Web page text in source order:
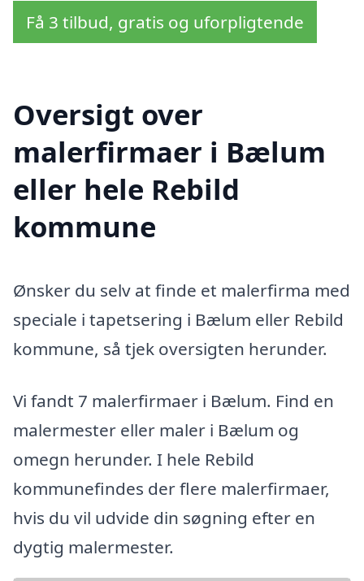
Få 3 tilbud, gratis og uforpligtende
Oversigt over
malerfirmaer i Bælum
eller hele Rebild
kommune
Ønsker du selv at finde et malerfirma med
speciale i tapetsering i Bælum eller Rebild
kommune, så tjek oversigten herunder.
Vi fandt 7 malerfirmaer i Bælum. Find en
malermester eller maler i Bælum og
omegn herunder. I hele Rebild
kommunefindes der flere malerfirmaer,
hvis du vil udvide din søgning efter en
dygtig malermester.